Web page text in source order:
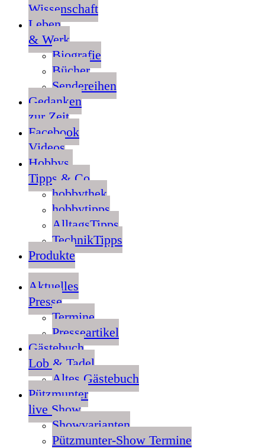
Wissenschaft
Leben
& Werk
Biografie
Bücher
Sendereihen
Gedanken
zur Zeit
Facebook
Videos
Hobbys,
Tipps & Co
hobbythek
hobbytipps
AlltagsTipps
TechnikTipps
Produkte
Aktuelles
Presse
Termine
Presseartikel
Gästebuch
Lob & Tadel
Altes Gästebuch
Pützmunter
live Show
Showvarianten
Pützmunter-Show Termine